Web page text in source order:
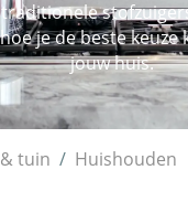
je de beste
jouw huis.
tuin Huishouden